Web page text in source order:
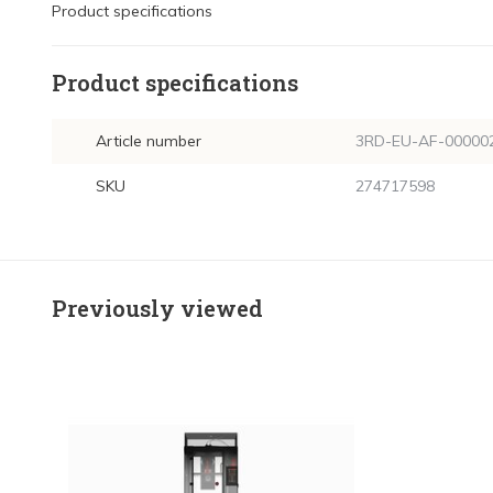
Product specifications
Product specifications
Article number 3RD-EU-AF-
SKU 274717598
Previously viewed